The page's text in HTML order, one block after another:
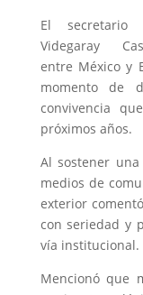
El secretario
Videgaray
entre México y
momento de
convivencia
próximos años.
Al sostener
medios de
exterior
con seriedad y
vía institucional.
Mencionó que